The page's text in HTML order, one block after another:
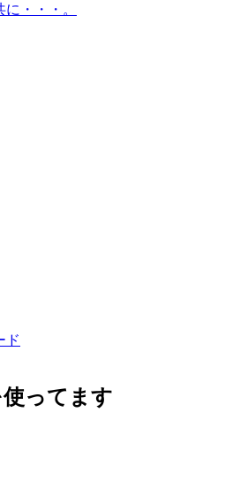
・・・。
ド
ってます